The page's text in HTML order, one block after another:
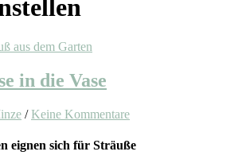
in die Vase
/Keine Kommentare
eignen sich für Sträuße